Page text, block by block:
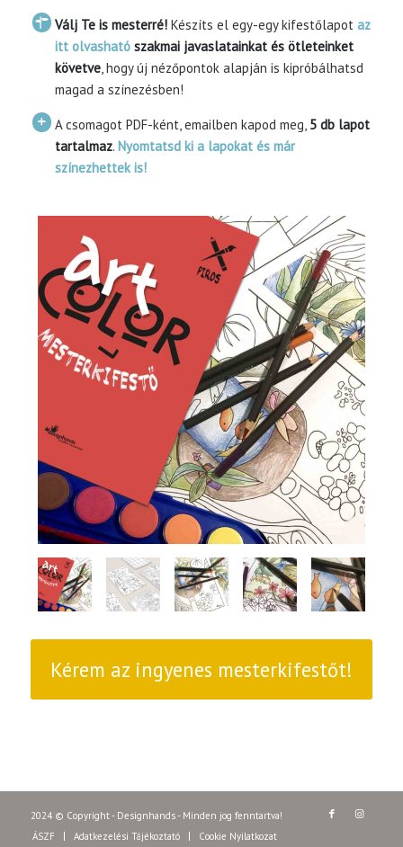
Válj Te is mesterré! Készíts el egy-egy kifestőlapot az
itt olvasható szakmai javaslatainkat és ötleteinket
követve, hogy új nézőpontok alapján is kipróbálhatsd
magad a színezésben!
A csomagot PDF-ként, emailben kapod meg, 5 db lapot
tartalmaz.Nyomtatsd ki a lapokat és már
színezhettek is!
Kérem az ingyenes mesterkifestőt!
2024 © Copyright - Designhands - Minden jog fenntartva!
ÁSZF
Adatkezelési Tájékoztató Cookie Nyilatkozat